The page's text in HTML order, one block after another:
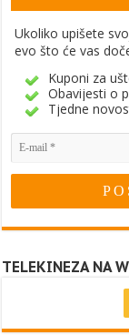
Ukoliko upišete
evo što će vas
Kuponi za
Obavijesti o
Tjedne
TELEKINEZA NA